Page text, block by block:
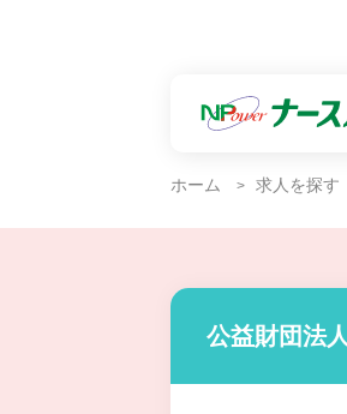
ホーム 求人を探す
公益財団法